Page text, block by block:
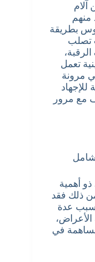
آلام
منهم
بطريقة
تصلب
تعمل
مرونة
للإجهاد
مع مرور
أهمية
ذلك فقد
عدة
في